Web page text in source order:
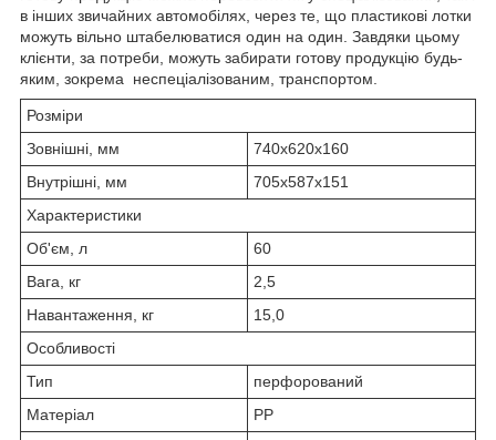
в інших звичайних автомобілях, через те, що пластикові лотки
можуть вільно штабелюватися один на один. Завдяки цьому
клієнти, за потреби, можуть забирати готову продукцію будь-
яким, зокрема неспеціалізованим, транспортом.
Розміри
Зовнішні, мм
740х620х160
Внутрішні, мм
705х587х151
Характеристики
Об'єм, л
60
Вага, кг
2,5
Навантаження, кг
15,0
Особливості
Тип
перфорований
Матеріал
PP